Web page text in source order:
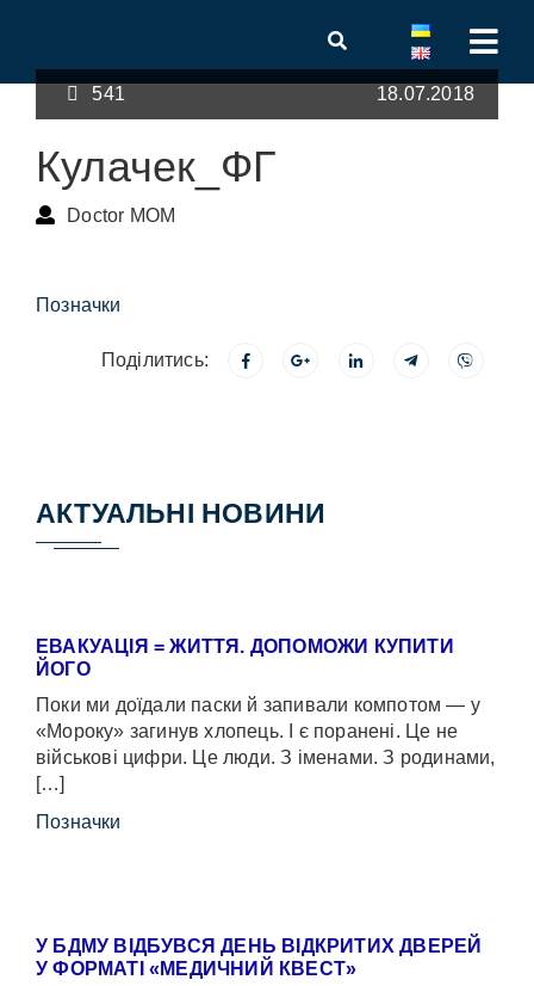
541 18.07.2018
Кулачек_ФГ
Doctor MOM
Позначки
Поділитись:
АКТУАЛЬНІ НОВИНИ
ЕВАКУАЦІЯ = ЖИТТЯ. ДОПОМОЖИ КУПИТИ
ЙОГО
Поки ми доїдали паски й запивали компотом — у
«Мороку» загинув хлопець. І є поранені. Це не
військові цифри. Це люди. З іменами. З родинами,
[…]
Позначки
У БДМУ ВІДБУВСЯ ДЕНЬ ВІДКРИТИХ ДВЕРЕЙ
У ФОРМАТІ «МЕДИЧНИЙ КВЕСТ»